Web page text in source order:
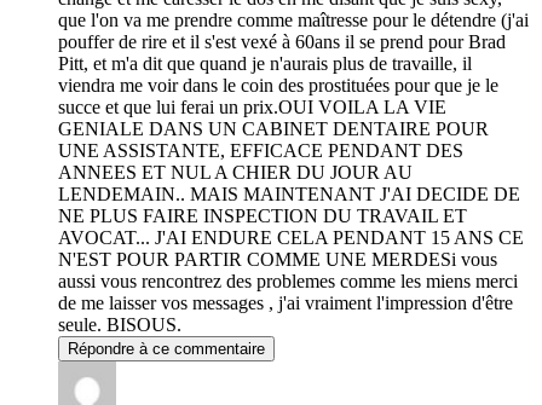
que l'on va me prendre comme maîtresse pour le détendre (j'ai
pouffer de rire et il s'est vexé à 60ans il se prend pour Brad
Pitt, et m'a dit que quand je n'aurais plus de travaille, il
viendra me voir dans le coin des prostituées pour que je le
succe et que lui ferai un prix.OUI VOILA LA VIE
GENIALE DANS UN CABINET DENTAIRE POUR
UNE ASSISTANTE, EFFICACE PENDANT DES
ANNEES ET NUL A CHIER DU JOUR AU
LENDEMAIN.. MAIS MAINTENANT J'AI DECIDE DE
NE PLUS FAIRE INSPECTION DU TRAVAIL ET
AVOCAT... J'AI ENDURE CELA PENDANT 15 ANS CE
N'EST POUR PARTIR COMME UNE MERDESi vous
aussi vous rencontrez des problemes comme les miens merci
de me laisser vos messages , j'ai vraiment l'impression d'être
seule. BISOUS.
Répondre à ce commentaire